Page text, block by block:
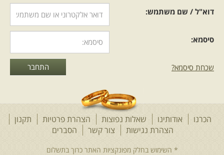
דוא"ל / שם משתמש:
סיסמא:
שכחת סיסמא?
הכרנו אודותינו שאלות נפוצות הצהרת פרטיות
תקנון
הצהרת נגישות
צור קשר הסברים